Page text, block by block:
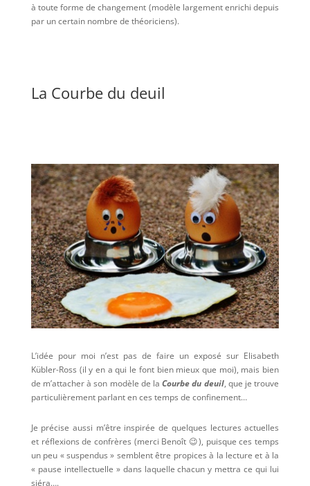
à toute forme de changement (modèle largement enrichi depuis
par un certain nombre de théoriciens).
La Courbe du deuil
L’idée pour moi n’est pas de faire un exposé sur Elisabeth
Kübler-Ross (il y en a qui le font bien mieux que moi), mais bien
de m’attacher à son modèle de laCourbe du deuil, que je trouve
particulièrement parlant en ces temps de confinement…
Je précise aussi m’être inspirée de quelques lectures actuelles
et réflexions de confrères (merci Benoît 😉), puisque ces temps
un peu « suspendus » semblent être propices à la lecture et à la
« pause intellectuelle » dans laquelle chacun y mettra ce qui lui
siéra….